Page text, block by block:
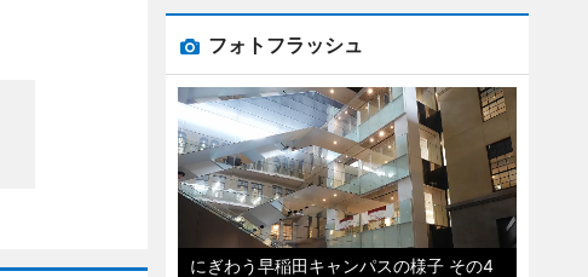
フォトフラッシュ
にぎわう早稲田キャンパスの様子 その4